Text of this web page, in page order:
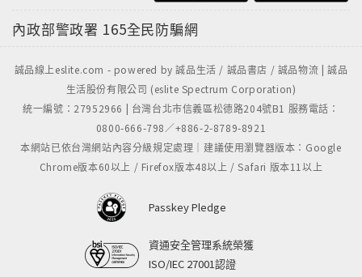
內政部警政署 165全民防騙網
誠品線上eslite.com - powered by 誠品生活 / 誠品書店 / 誠品物流 | 誠品
生活股份有限公司 (eslite Spectrum Corporation)
統一編號：27952966 | 台灣台北市信義區松德路204號B1 服務電話：
0800-666-798／+886-2-8789-8921
本網站已依台灣網站內容分級規定處理｜建議使用瀏覽器版本：Google
Chrome版本60以上 / Firefox版本48以上 / Safari 版本11以上
Passkey Pledge
資通安全管理系統榮獲
ISO/IEC 27001認證